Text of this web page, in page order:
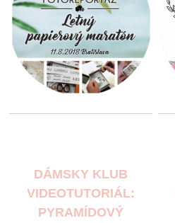
DÁMSKY KLUB
VIDEOTUTORIÁL:
PYRAMÍDOVÝ